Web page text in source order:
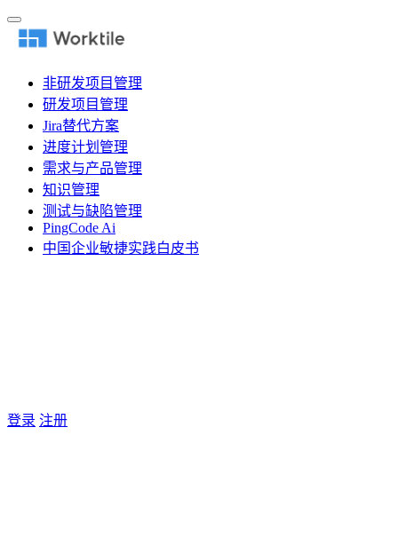
非研发项目管理
研发项目管理
Jira替代方案
进度计划管理
需求与产品管理
知识管理
测试与缺陷管理
PingCode Ai
中国企业敏捷实践白皮书
登录 注册